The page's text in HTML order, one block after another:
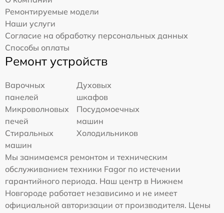
Ремонтируемые модели
Наши услуги
Согласие на обработку персональных данных
Способы оплаты
Ремонт устройств
Варочных
панелей
Духовых
шкафов
Микроволновых
печей
Посудомоечных
машин
Стиральных
машин
Холодильников
Мы занимаемся ремонтом и техническим
обслуживанием техники Fagor по истечении
гарантийного периода. Наш центр в Нижнем
Новгороде работает независимо и не имеет
официальной авторизации от производителя. Цены